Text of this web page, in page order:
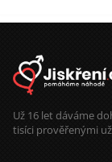
ostatním. Pro mě je
směrem. Pokud tu
zábavu nebo
ale máš vážné
bychom se měli
mám bezplatný
prosím svou е-
abychom mohli
Už 16 let dáváme
tisíci prověřenými